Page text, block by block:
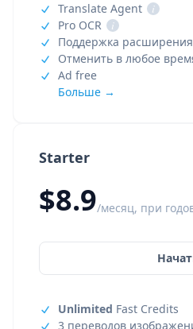
Starter
$8.9/месяц, при
Unlimited Fast Credits
3 переводов
Translate Agent
i
Pro OCR
i
Поддержка
Отменить в любое
Ad free
Больше →